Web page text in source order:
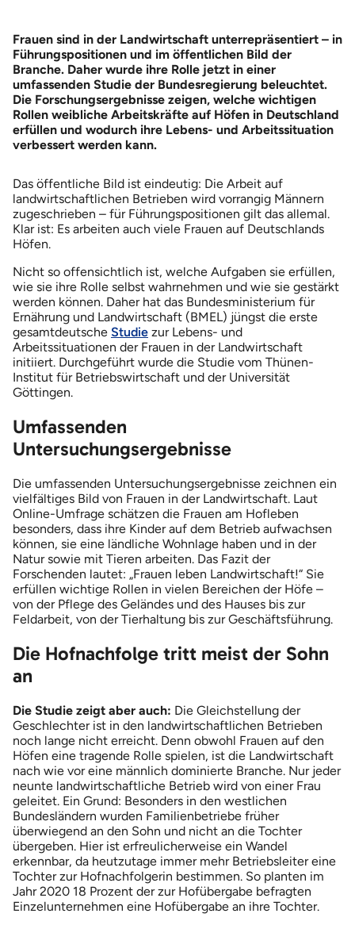
Frauen sind in der Landwirtschaft unterrepräsentiert – in
Führungspositionen und im öffentlichen Bild der
Branche. Daher wurde ihre Rolle jetzt in einer
umfassenden Studie der Bundesregierung beleuchtet.
Die Forschungsergebnisse zeigen, welche wichtigen
Rollen weibliche Arbeitskräfte auf Höfen in Deutschland
erfüllen und wodurch ihre Lebens- und Arbeitssituation
verbessert werden kann.
Das öffentliche Bild ist eindeutig: Die Arbeit auf
landwirtschaftlichen Betrieben wird vorrangig Männern
zugeschrieben – für Führungspositionen gilt das allemal.
Klar ist: Es arbeiten auch viele Frauen auf Deutschlands
Höfen.
Nicht so offensichtlich ist, welche Aufgaben sie erfüllen,
wie sie ihre Rolle selbst wahrnehmen und wie sie gestärkt
werden können. Daher hat das Bundesministerium für
Ernährung und Landwirtschaft (BMEL) jüngst die erste
gesamtdeutsche Studie zur Lebens- und
Arbeitssituationen der Frauen in der Landwirtschaft
initiiert. Durchgeführt wurde die Studie vom Thünen-
Institut für Betriebswirtschaft und der Universität
Göttingen.
Umfassenden
Untersuchungsergebnisse
Die umfassenden Untersuchungsergebnisse zeichnen ein
vielfältiges Bild von Frauen in der Landwirtschaft. Laut
Online-Umfrage schätzen die Frauen am Hofleben
besonders, dass ihre Kinder auf dem Betrieb aufwachsen
können, sie eine ländliche Wohnlage haben und in der
Natur sowie mit Tieren arbeiten. Das Fazit der
Forschenden lautet: „Frauen leben Landwirtschaft!“ Sie
erfüllen wichtige Rollen in vielen Bereichen der Höfe –
von der Pflege des Geländes und des Hauses bis zur
Feldarbeit, von der Tierhaltung bis zur Geschäftsführung.
Die Hofnachfolge tritt meist der Sohn
an
Die Studie zeigt aber auch: Die Gleichstellung der
Geschlechter ist in den landwirtschaftlichen Betrieben
noch lange nicht erreicht. Denn obwohl Frauen auf den
Höfen eine tragende Rolle spielen, ist die Landwirtschaft
nach wie vor eine männlich dominierte Branche. Nur jeder
neunte landwirtschaftliche Betrieb wird von einer Frau
geleitet. Ein Grund: Besonders in den westlichen
Bundesländern wurden Familienbetriebe früher
überwiegend an den Sohn und nicht an die Tochter
übergeben. Hier ist erfreulicherweise ein Wandel
erkennbar, da heutzutage immer mehr Betriebsleiter eine
Tochter zur Hofnachfolgerin bestimmen. So planten im
Jahr 2020 18 Prozent der zur Hofübergabe befragten
Einzelunternehmen eine Hofübergabe an ihre Tochter.